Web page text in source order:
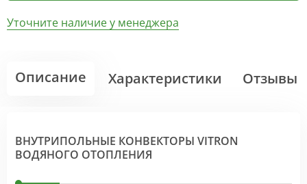
Уточните наличие у менеджера
Описание Характеристики Отзывы
ВНУТРИПОЛЬНЫЕ КОНВЕКТОРЫ VITRON
ВОДЯНОГО ОТОПЛЕНИЯ